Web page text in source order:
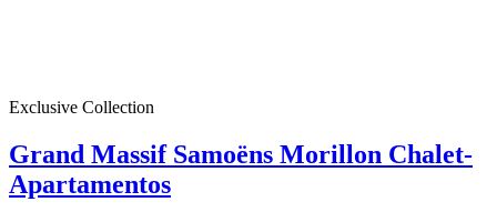
Exclusive Collection
Grand Massif Samoëns Morillon Chalet-
Apartamentos